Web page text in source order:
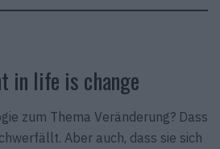
in life is change
zum Thema Veränderung? Dass
Aber auch, dass sie sich